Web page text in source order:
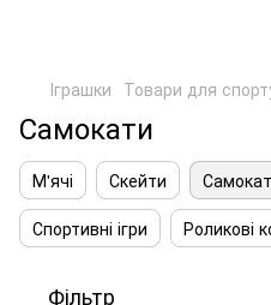
Іграшки Товари для
Самокати
М'ячі Скейти
Спортивні ігри
Роликові
Фільтр